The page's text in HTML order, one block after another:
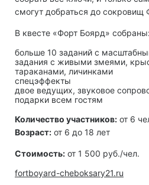
смогут добраться до сокровищ
В квесте «Форт Боярд» собраны:
больше 10 заданий с
задания с живыми змеями,
тараканами, личинками
спецэффекты
двое ведущих, звуковое
подарки всем гостям
Количество участников: от 6
Возраст: от 6 до 18 лет
Стоимость: от 1 500 руб./чел.
fortboyard-cheboksary21.ru